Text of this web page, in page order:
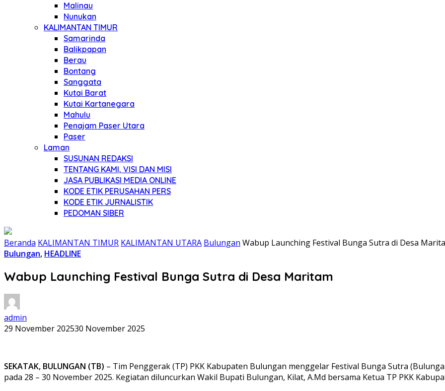
Malinau
Nunukan
KALIMANTAN TIMUR
Samarinda
Balikpapan
Berau
Bontang
Sanggata
Kutai Barat
Kutai Kartanegara
Mahulu
Penajam Paser Utara
Paser
Laman
SUSUNAN REDAKSI
TENTANG KAMI, VISI DAN MISI
JASA PUBLIKASI MEDIA ONLINE
KODE ETIK PERUSAHAN PERS
KODE ETIK JURNALISTIK
PEDOMAN SIBER
Beranda KALIMANTAN TIMUR KALIMANTAN UTARA Bulungan Wabup Launching Festival Bunga Sutra di Desa
Bulungan, HEADLINE
Wabup Launching Festival Bunga Sutra di Desa Maritam
admin
29 November 202530 November 2025
SEKATAK, BULUNGAN (TB) – Tim Penggerak (TP) PKK Kabupaten Bulungan menggelar Festival Bunga Sutra
pada 28 – 30 November 2025. Kegiatan diluncurkan Wakil Bupati Bulungan, Kilat, A.Md bersama Ketua TP PKK